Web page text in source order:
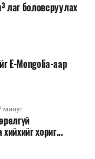
лаг боловсруулах
E-Mongolia-аар
минут
хориг...